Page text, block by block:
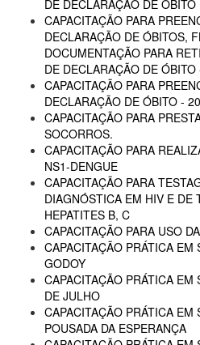
DE DECLARAÇÃO DE ÓBITO
CAPACITAÇÃO PARA
DECLARAÇÃO DE ÓBITOS,
DOCUMENTAÇÃO PARA
DE DECLARAÇÃO DE
CAPACITAÇÃO PARA
DECLARAÇÃO DE ÓBITO -
CAPACITAÇÃO PARA
SOCORROS.
CAPACITAÇÃO PARA
NS1-DENGUE
CAPACITAÇÃO PARA
DIAGNÓSTICA EM HIV E DE
HEPATITES B, C
CAPACITAÇÃO PARA USO
CAPACITAÇÃO PRÁTICA EM
GODOY
CAPACITAÇÃO PRÁTICA
DE JULHO
CAPACITAÇÃO PRÁTICA EM
POUSADA DA ESPERANÇA